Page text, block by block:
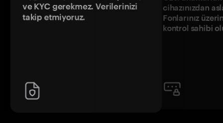
ve KYC gerekmez. Verilerinizi
takip etmiyoruz.
cihazınızdan
Fonlarınız
kontrol sahibi